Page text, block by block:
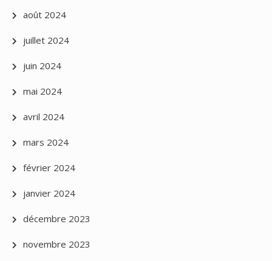
août 2024
juillet 2024
juin 2024
mai 2024
avril 2024
mars 2024
février 2024
janvier 2024
décembre 2023
novembre 2023